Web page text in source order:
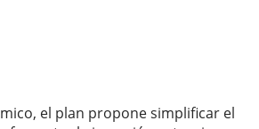
el plan propone simplificar el